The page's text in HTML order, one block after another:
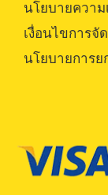
นโยบายควา
เงื่อนไขการจั
นโยบายการย